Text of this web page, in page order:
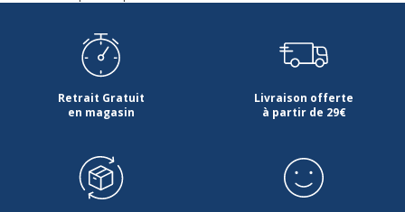
Informations sur les services
Données logistiques
Quantité emballée
Retrait Gratuit
en magasin
Livraison offerte
à partir de 29€